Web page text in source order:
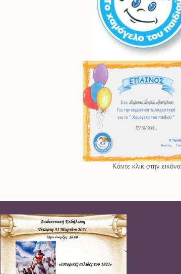
Κάντε κλικ στην εικόνα